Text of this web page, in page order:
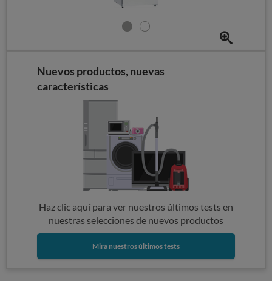
Nuevos productos, nuevas
características
Haz clic aquí para ver nuestros últimos tests en
nuestras selecciones de nuevos productos
Mira nuestros últimos tests